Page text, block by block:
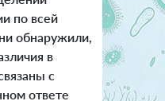
по всей
обнаружили,
в
с
ответе